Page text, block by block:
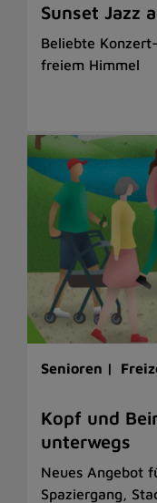
Sunset Jazz
Beliebte
freiem Himmel
Senioren |
Kopf und
unterwegs
Neues Angebot
Spaziergang,